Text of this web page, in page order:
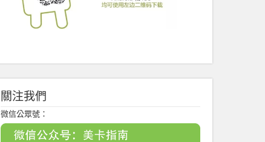
關注我們
微信公眾號：